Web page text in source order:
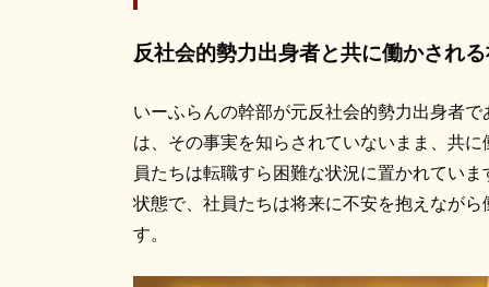
反社会的勢力出身者と共に働かされ
いーふらんの幹部が元反社会的勢力出身者
は、その事実を知らされていないまま、共
員たちは転職すら困難な状況に置かれてい
状態で、社員たちは将来に不安を抱えなが
す。